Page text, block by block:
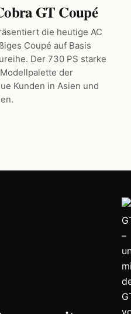
GT Coupé
die heutige AC
Coupé auf Basis
Der 730 PS starke
der
Kunden in Asien und